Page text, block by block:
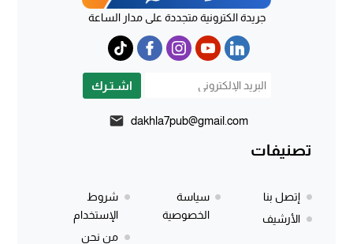
جريدة الكترونية متجددة على مدار الساعة
اشـتـرك
dakhla7pub@gmail.com
تصنيفات
إتصل بنا
الأرشيف
سياسة
الخصوصية
شروط
الإستخدام
من نحن